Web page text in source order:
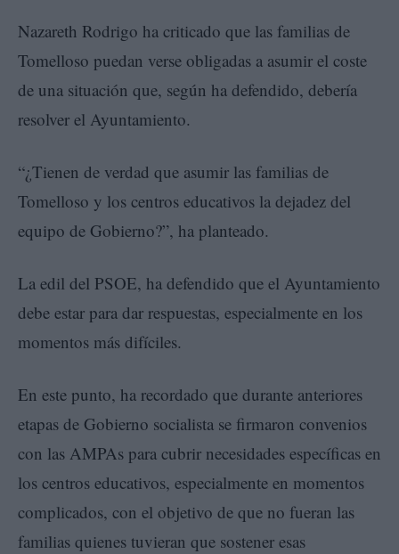
Nazareth Rodrigo ha criticado que las familias de
Tomelloso puedan verse obligadas a asumir el coste
de una situación que, según ha defendido, debería
resolver el Ayuntamiento.
“¿Tienen de verdad que asumir las familias de
Tomelloso y los centros educativos la dejadez del
equipo de Gobierno?”, ha planteado.
La edil del PSOE, ha defendido que el Ayuntamiento
debe estar para dar respuestas, especialmente en los
momentos más difíciles.
En este punto, ha recordado que durante anteriores
etapas de Gobierno socialista se firmaron convenios
con las AMPAs para cubrir necesidades específicas en
los centros educativos, especialmente en momentos
complicados, con el objetivo de que no fueran las
familias quienes tuvieran que sostener esas